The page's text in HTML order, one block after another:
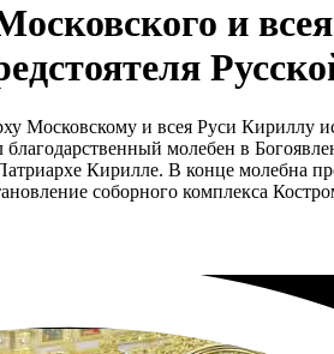
и
Московскому и всея Руси Кириллу
молебен в
Кирилле. В конце молебна
соборного комплекса